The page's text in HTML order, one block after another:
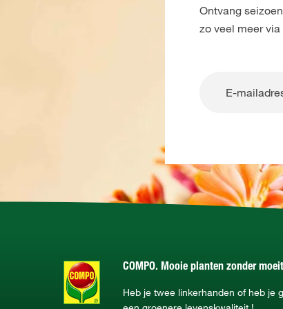
Ontvang
zo veel meer
COMPO. Mooie planten zonder
Heb je twee linkerhanden of heb je